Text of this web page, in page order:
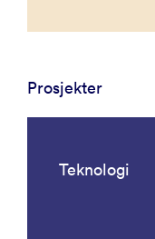
Prosjekter
Teknologi